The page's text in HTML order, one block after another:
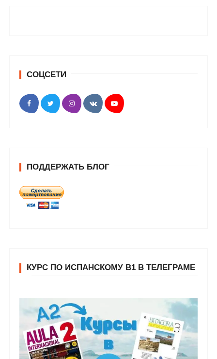
СОЦСЕТИ
ПОДДЕРЖАТЬ БЛОГ
КУРС ПО ИСПАНСКОМУ В1 В ТЕЛЕГРАМЕ